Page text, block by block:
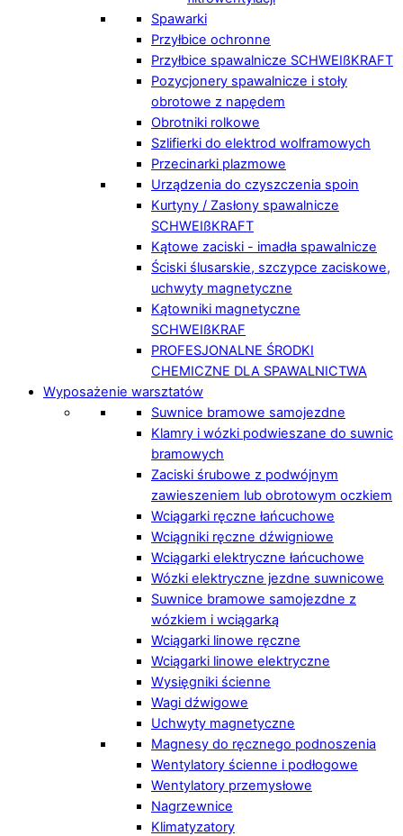
Spawarki
Przyłbice ochronne
Przyłbice spawalnicze SCHWEIßKRAFT
Pozycjonery spawalnicze i stoły
obrotowe z napędem
Obrotniki rolkowe
Szlifierki do elektrod wolframowych
Przecinarki plazmowe
Urządzenia do czyszczenia spoin
Kurtyny / Zasłony spawalnicze
SCHWEIßKRAFT
Kątowe zaciski - imadła spawalnicze
Ściski ślusarskie, szczypce zaciskowe,
uchwyty magnetyczne
Kątowniki magnetyczne
SCHWEIßKRAF
PROFESJONALNE ŚRODKI
CHEMICZNE DLA SPAWALNICTWA
Wyposażenie warsztatów
Suwnice bramowe samojezdne
Klamry i wózki podwieszane do suwnic
bramowych
Zaciski śrubowe z podwójnym
zawieszeniem lub obrotowym oczkiem
Wciągarki ręczne łańcuchowe
Wciągniki ręczne dźwigniowe
Wciągarki elektryczne łańcuchowe
Wózki elektryczne jezdne suwnicowe
Suwnice bramowe samojezdne z
wózkiem i wciągarką
Wciągarki linowe ręczne
Wciągarki linowe elektryczne
Wysięgniki ścienne
Wagi dźwigowe
Uchwyty magnetyczne
Magnesy do ręcznego podnoszenia
Wentylatory ścienne i podłogowe
Wentylatory przemysłowe
Nagrzewnice
Klimatyzatory